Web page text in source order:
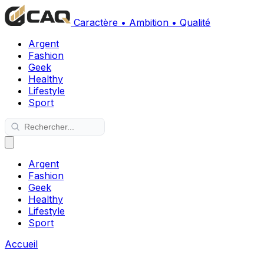
Caractère • Ambition • Qualité
Argent
Fashion
Geek
Healthy
Lifestyle
Sport
Argent
Fashion
Geek
Healthy
Lifestyle
Sport
Accueil